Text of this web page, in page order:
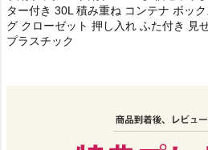
ター付き 30L 積み重ね コンテナ ボッ
グ クローゼット 押し入れ ふた付き 見
プラスチック